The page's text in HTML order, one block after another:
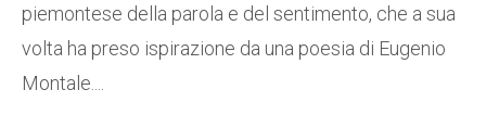
piemontese della parola e del sentimento, che a sua
volta ha preso ispirazione da una poesia di Eugenio
Montale....